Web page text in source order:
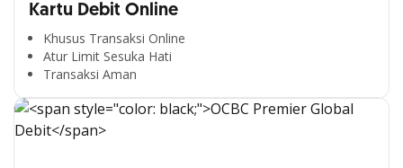
Kartu Debit Online
Khusus Transaksi Online
Atur Limit Sesuka Hati
Transaksi Aman